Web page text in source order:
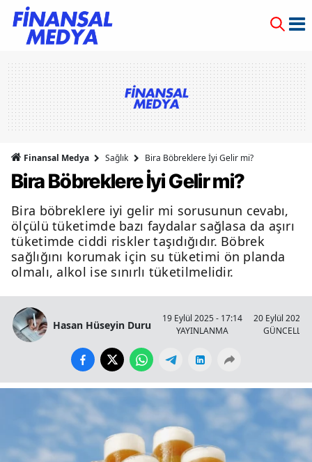
Finansal Medya Sağlık Bira Böbreklere İyi Gelir mi?
Bira Böbreklere İyi Gelir mi?
Bira böbreklere iyi gelir mi sorusunun cevabı,
ölçülü tüketimde bazı faydalar sağlasa da aşırı
tüketimde ciddi riskler taşıdığıdır. Böbrek
sağlığını korumak için su tüketimi ön planda
olmalı, alkol ise sınırlı tüketilmelidir.
Hasan Hüseyin Duru
19 Eylül 2025 - 17:14
YAYINLANMA
20 Eylül 2025